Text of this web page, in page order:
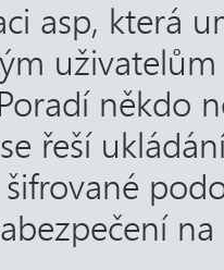
asp, která
někdo
řeší